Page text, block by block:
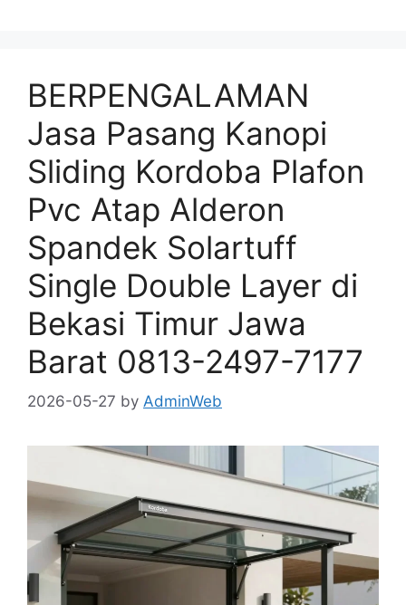
BERPENGALAMAN
Jasa Pasang Kanopi
Sliding Kordoba Plafon
Pvc Atap Alderon
Spandek Solartuff
Single Double Layer di
Bekasi Timur Jawa
Barat 0813-2497-7177
2026-05-27 by AdminWeb